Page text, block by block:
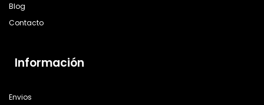
Blog
Contacto
Información
Envios